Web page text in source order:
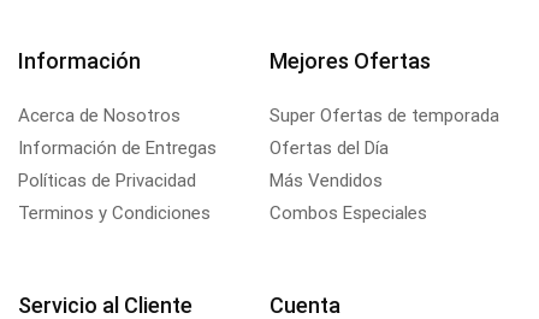
Información
Acerca de Nosotros
Información de Entregas
Políticas de Privacidad
Terminos y Condiciones
Mejores Ofertas
Super Ofertas de temporada
Ofertas del Día
Más Vendidos
Combos Especiales
Servicio al Cliente Cuenta